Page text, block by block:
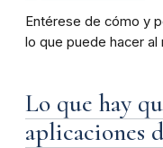
Entérese de cómo y
lo que puede hacer al
Lo que hay
aplicaciones